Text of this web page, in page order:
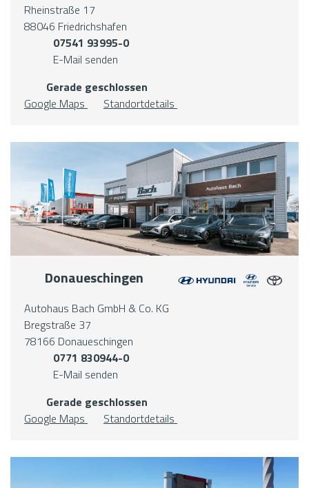
Rheinstraße 17
88046 Friedrichshafen
07541 93995-0
E-Mail senden
Gerade geschlossen
Google Maps
Standortdetails
Donaueschingen
Autohaus Bach GmbH & Co. KG
Bregstraße 37
78166 Donaueschingen
0771 830944-0
E-Mail senden
Gerade geschlossen
Google Maps
Standortdetails